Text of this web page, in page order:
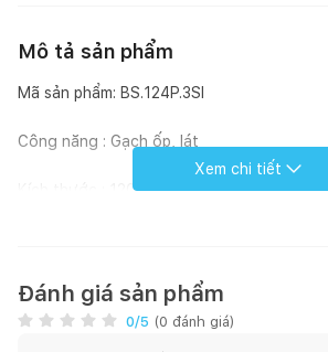
Mô tả sản phẩm
Mã sản phẩm: BS.124P.3SI
Công năng : Gạch ốp, lát
Kích thước : 120 * 240 cm
Bề mặt : Polished
Xem chi tiết
Đánh giá sản phẩm
0/5 (0 đánh giá)